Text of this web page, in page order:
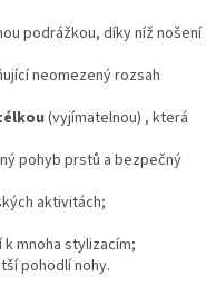
podrážkou, díky níž nošení
neomezený rozsah
(vyjímatelnou) , která
pohyb prstů a bezpečný
aktivitách;
mnoha stylizacím;
pohodlí nohy.